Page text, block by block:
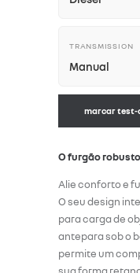
TRANSMISSION
Manual
marcar test-
O furgão
Alie conforto e
O seu design
para carga de
antepara sob o
permite um